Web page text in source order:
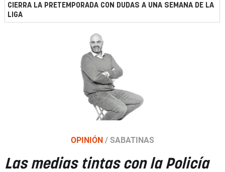
CIERRA LA PRETEMPORADA CON DUDAS A UNA SEMANA DE LA
LIGA
OPINIÓN / SABATINAS
Las medias tintas con la Policía